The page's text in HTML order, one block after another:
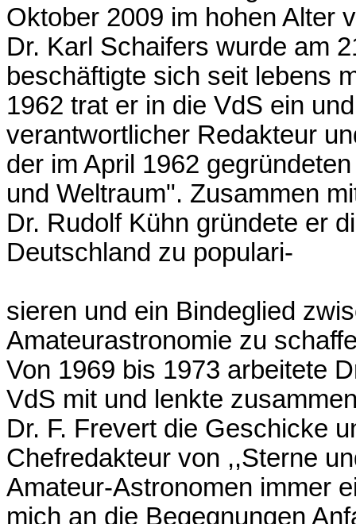
Oktober 2009 im hohen Alter
Dr. Karl Schaifers wurde am
beschäftigte sich seit lebens
1962 trat er in die VdS ein
verantwortlicher Redakteur
der im April 1962
und Weltraum". Zusammen
Dr. Rudolf Kühn gründete er
Deutschland zu populari-
sieren und ein Bindeglied
Amateurastronomie zu
Von 1969 bis 1973 arbeitete
VdS mit und lenkte
Dr. F. Frevert die Geschicke
Chefredakteur von ,,Sterne
Amateur-Astronomen immer
mich an die Begegnungen